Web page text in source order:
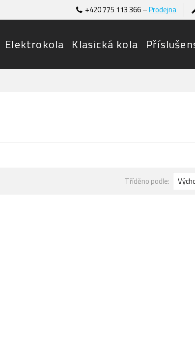
+420 775 113 366 –Prodejna
Elektrokola Klasická kola
Tříděno podle: